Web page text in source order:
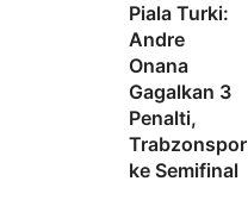
Piala Turki:
Andre
Onana
Gagalkan 3
Penalti,
Trabzonspor
ke Semifinal